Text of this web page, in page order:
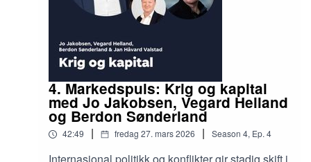
frem mot sommeren.
4. Markedspuls: Krig og kapital
med Jo Jakobsen, Vegard Helland
og Berdon Sønderland
42:49 | fredag 27. mars 2026 | Season 4, Ep. 4